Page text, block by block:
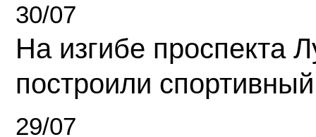
30/07
На изгибе проспекта
построили
29/07